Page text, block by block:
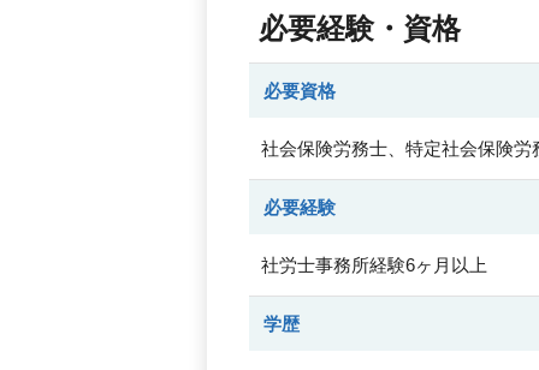
必要経験・資格
必要資格
社会保険労務士、特定社会保険労
必要経験
社労士事務所経験6ヶ月以上
学歴